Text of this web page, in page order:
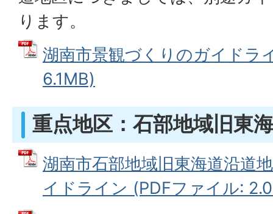
ります。
湖南市景観づくりのガイドラ
6.1MB)
重点地区：石部地域旧東
湖南市石部地域旧東海道沿道
イドライン (PDFファイル: